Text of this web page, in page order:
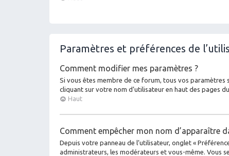
Paramètres et préférences de
Comment modifier mes paramètres ?
Si vous êtes membre de ce forum, tous vos
cliquant sur votre nom d’utilisateur en haut des pages
Haut
Comment empêcher mon nom d’apparaître
Depuis votre panneau de l’utilisateur, onglet «
administrateurs, les modérateurs et vous-même. Vous